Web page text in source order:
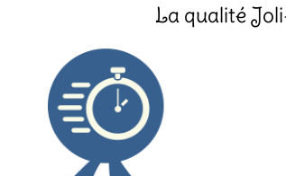
La qualité